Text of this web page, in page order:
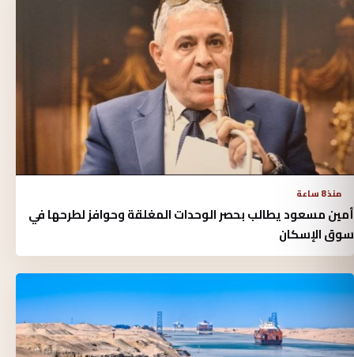
منذ 8 ساعة
أمين مسعود يطالب بحصر الوحدات المغلقة وحوافز لطرحها في
سوق الإسكان